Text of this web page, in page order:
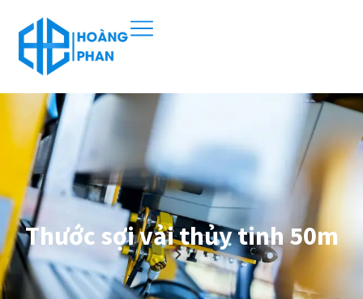
Thước sợi vải thủy tinh 50m